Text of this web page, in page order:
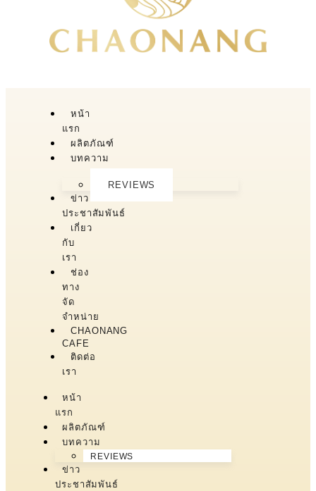
หน้า
แรก
ผลิตภัณฑ์
บทความ
REVIEWS
ข่าว
ประชาสัมพันธ์
เกี่ยว
กับ
เรา
ช่อง
ทาง
จัด
จำหน่าย
CHAONANG
CAFE
ติดต่อ
เรา
หน้า
แรก
ผลิตภัณฑ์
บทความ
REVIEWS
ข่าว
ประชาสัมพันธ์